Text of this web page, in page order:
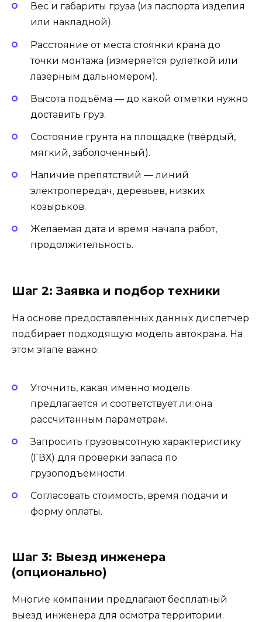
Вес и габариты груза (из паспорта изделия
или накладной).
Расстояние от места стоянки крана до
точки монтажа (измеряется рулеткой или
лазерным дальномером).
Высота подъёма — до какой отметки нужно
доставить груз.
Состояние грунта на площадке (твёрдый,
мягкий, заболоченный).
Наличие препятствий — линий
электропередач, деревьев, низких
козырьков.
Желаемая дата и время начала работ,
продолжительность.
Шаг 2: Заявка и подбор техники
На основе предоставленных данных диспетчер
подбирает подходящую модель автокрана. На
этом этапе важно:
Уточнить, какая именно модель
предлагается и соответствует ли она
рассчитанным параметрам.
Запросить грузовысотную характеристику
(ГВХ) для проверки запаса по
грузоподъёмности.
Согласовать стоимость, время подачи и
форму оплаты.
Шаг 3: Выезд инженера
(опционально)
Многие компании предлагают бесплатный
выезд инженера для осмотра территории.